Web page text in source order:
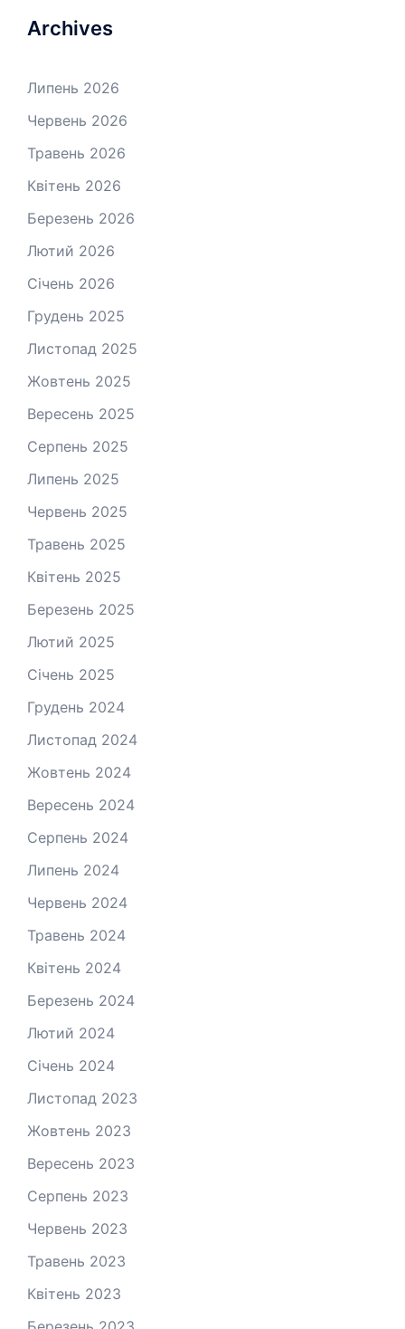
Archives
Липень 2026
Червень 2026
Травень 2026
Квітень 2026
Березень 2026
Лютий 2026
Січень 2026
Грудень 2025
Листопад 2025
Жовтень 2025
Вересень 2025
Серпень 2025
Липень 2025
Червень 2025
Травень 2025
Квітень 2025
Березень 2025
Лютий 2025
Січень 2025
Грудень 2024
Листопад 2024
Жовтень 2024
Вересень 2024
Серпень 2024
Липень 2024
Червень 2024
Травень 2024
Квітень 2024
Березень 2024
Лютий 2024
Січень 2024
Листопад 2023
Жовтень 2023
Вересень 2023
Серпень 2023
Червень 2023
Травень 2023
Квітень 2023